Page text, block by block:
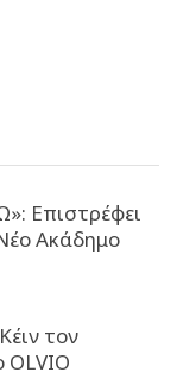
Επιστρέφει
Ακάδημο
τον
OLVIO